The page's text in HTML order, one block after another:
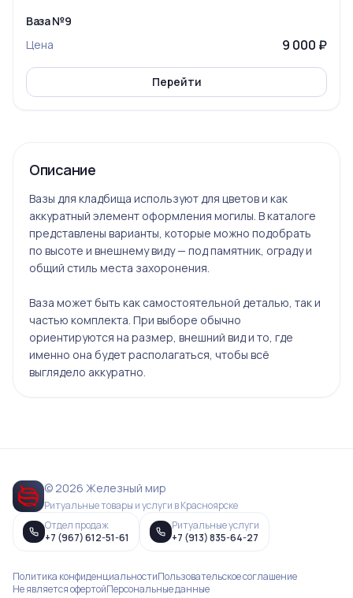
Ваза №9
Цена
9 000 ₽
Перейти
Описание
Вазы для кладбища используют для цветов и как
аккуратный элемент оформления могилы. В каталоге
представлены варианты, которые можно подобрать
по высоте и внешнему виду — под памятник, ограду и
общий стиль места захоронения.
Ваза может быть как самостоятельной деталью, так и
частью комплекта. При выборе обычно
ориентируются на размер, внешний вид и то, где
именно она будет располагаться, чтобы всё
выглядело аккуратно.
© 2026 Железный мир
Ритуальные товары и услуги в Красноярске
Отдел продаж
+7 (967) 612-51-61
Ритуальные услуги
+7 (913) 835-64-27
Политика конфиденциальностиПользовательское соглашение
Не является офертойПерсональные данные